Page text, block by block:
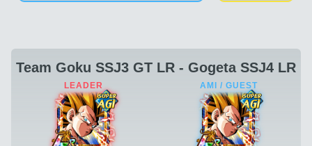
Team Goku SSJ3 GT LR - Gogeta SSJ4 LR